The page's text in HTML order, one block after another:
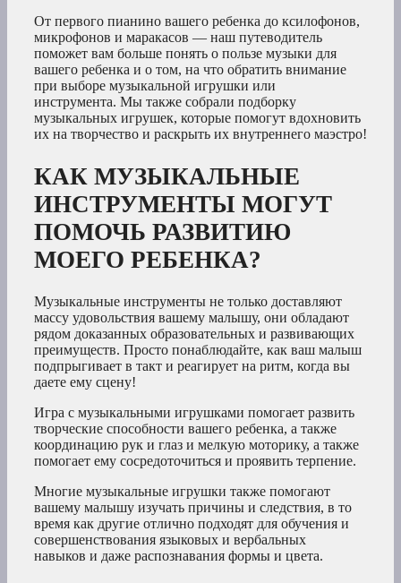
От первого пианино вашего ребенка до ксилофонов,
микрофонов и маракасов — наш путеводитель
поможет вам больше понять о пользе музыки для
вашего ребенка и о том, на что обратить внимание
при выборе музыкальной игрушки или
инструмента. Мы также собрали подборку
музыкальных игрушек, которые помогут вдохновить
их на творчество и раскрыть их внутреннего маэстро!
КАК МУЗЫКАЛЬНЫЕ
ИНСТРУМЕНТЫ МОГУТ
ПОМОЧЬ РАЗВИТИЮ
МОЕГО РЕБЕНКА?
Музыкальные инструменты не только доставляют
массу удовольствия вашему малышу, они обладают
рядом доказанных образовательных и развивающих
преимуществ. Просто понаблюдайте, как ваш малыш
подпрыгивает в такт и реагирует на ритм, когда вы
даете ему сцену!
Игра с музыкальными игрушками помогает развить
творческие способности вашего ребенка, а также
координацию рук и глаз и мелкую моторику, а также
помогает ему сосредоточиться и проявить терпение.
Многие музыкальные игрушки также помогают
вашему малышу изучать причины и следствия, в то
время как другие отлично подходят для обучения и
совершенствования языковых и вербальных
навыков и даже распознавания формы и цвета.